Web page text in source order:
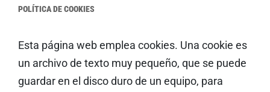
POLÍTICA DE COOKIES
Esta página web emplea cookies. Una cookie es
un archivo de texto muy pequeño, que se puede
guardar en el disco duro de un equipo, para